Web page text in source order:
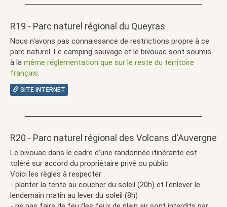
R19 - Parc naturel régional du Queyras
Nous n'avons pas connaissance de restrictions propre à ce
parc naturel. Le camping sauvage et le bivouac sont soumis
à la même réglementation que sur le reste du territoire
français.
SITE INTERNET
R20 - Parc naturel régional des Volcans d'Auvergne
Le bivouac dans le cadre d'une randonnée itinérante est
toléré sur accord du propriétaire privé ou public.
Voici les règles à respecter :
- planter la tente au coucher du soleil (20h) et l'enlever le
lendemain matin au lever du soleil (8h)